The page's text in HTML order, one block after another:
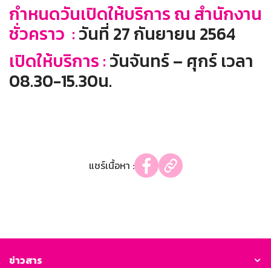
กำหนดวันเปิดให้บริการ ณ สำนักงาน
ชั่วคราว :วันที่ 27 กันยายน 2564
เปิดให้บริการ :วันจันทร์ – ศุกร์ เวลา
08.30-15.30น.
แชร์เนื้อหา :
ข่าวสาร